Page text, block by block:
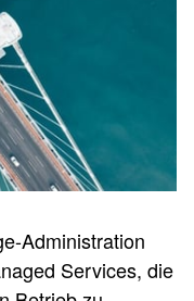
Administration
Services, die